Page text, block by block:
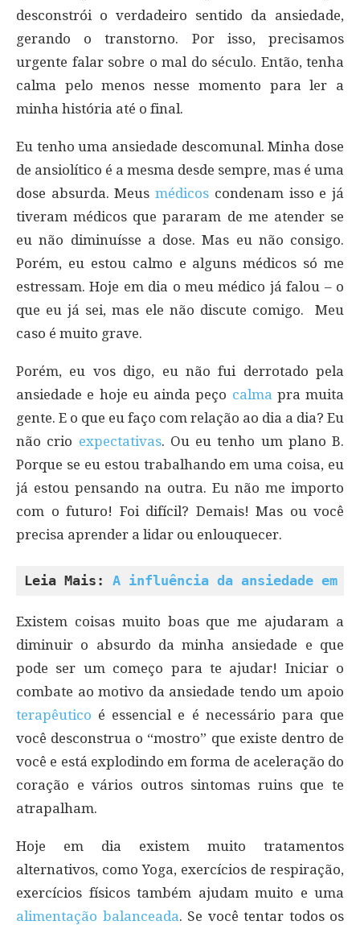
desconstrói o verdadeiro sentido da ansiedade,
gerando o transtorno. Por isso, precisamos
urgente falar sobre o mal do século. Então, tenha
calma pelo menos nesse momento para ler a
minha história até o final.
Eu tenho uma ansiedade descomunal. Minha dose
de ansiolítico é a mesma desde sempre, mas é uma
dose absurda. Meusmédicos condenam isso e já
tiveram médicos que pararam de me atender se
eu não diminuísse a dose. Mas eu não consigo.
Porém, eu estou calmo e alguns médicos só me
estressam. Hoje em dia o meu médico já falou – o
que eu já sei, mas ele não discute comigo. Meu
caso é muito grave.
Porém, eu vos digo, eu não fui derrotado pela
ansiedade e hoje eu ainda peço calma pra muita
gente. E o que eu faço com relação ao dia a dia? Eu
não crio expectativas. Ou eu tenho um plano B.
Porque se eu estou trabalhando em uma coisa, eu
já estou pensando na outra. Eu não me importo
com o futuro! Foi difícil? Demais! Mas ou você
precisa aprender a lidar ou enlouquecer.
Leia Mais: A influência da ansiedade em
Existem coisas muito boas que me ajudaram a
diminuir o absurdo da minha ansiedade e que
pode ser um começo para te ajudar! Iniciar o
combate ao motivo da ansiedade tendo um apoio
terapêutico é essencial e é necessário para que
você desconstrua o “mostro” que existe dentro de
você e está explodindo em forma de aceleração do
coração e vários outros sintomas ruins que te
atrapalham.
Hoje em dia existem muito tratamentos
alternativos, como Yoga, exercícios de respiração,
exercícios físicos também ajudam muito e uma
alimentação balanceada. Se você tentar todos os